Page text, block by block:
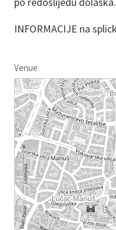
INFORMACIJE na
Venue